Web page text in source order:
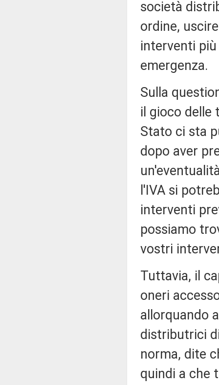
società
ordine,
interventi
emergenza.
Sulla
il gioco delle
Stato ci sta
dopo aver
l'IVA si
interventi
possiamo
vostri
Tuttavia, il
oneri
allorquando
distributrici
norma, dite
quindi a che